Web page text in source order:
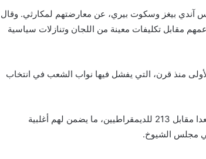
آندي بيغز وسكوت بيري، عن معارضتهم لمكارثي. وقال
مقابل تكليفات معينة من اللجان وتنازلات سياسية
منذ قرن، التي يفشل فيها نواب الشعب في انتخاب
في انتخابات التجديد النصفي الأخيرة، حصل الجمهوريون على 222 مقعدا مقابل 213 للديمقراطيين، ما يضمن لهم أغلبية